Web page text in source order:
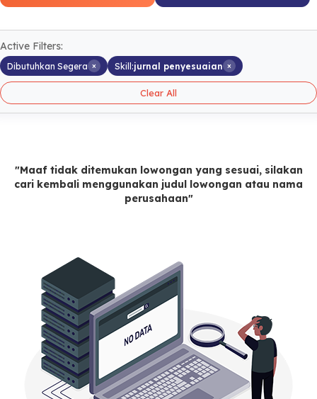
Active Filters:
Dibutuhkan Segera × Skill:jurnal penyesuaian ×
Clear All
"Maaf tidak ditemukan lowongan yang sesuai, silakan
cari kembali menggunakan judul lowongan atau nama
perusahaan"